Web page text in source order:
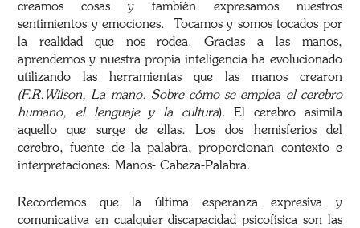
creamos cosas y también expresamos nuestros
sentimientos y emociones. Tocamos y somos tocados por
la realidad que nos rodea. Gracias a las manos,
aprendemos y nuestra propia inteligencia ha evolucionado
utilizando las herramientas que las manos crearon
(F.R.Wilson, La mano. Sobre cómo se emplea el cerebro
humano, el lenguaje y la cultura). El cerebro asimila
aquello que surge de ellas. Los dos hemisferios del
cerebro, fuente de la palabra, proporcionan contexto e
interpretaciones: Manos- Cabeza-Palabra.
Recordemos que la última esperanza expresiva y
comunicativa en cualquier discapacidad psicofísica son las